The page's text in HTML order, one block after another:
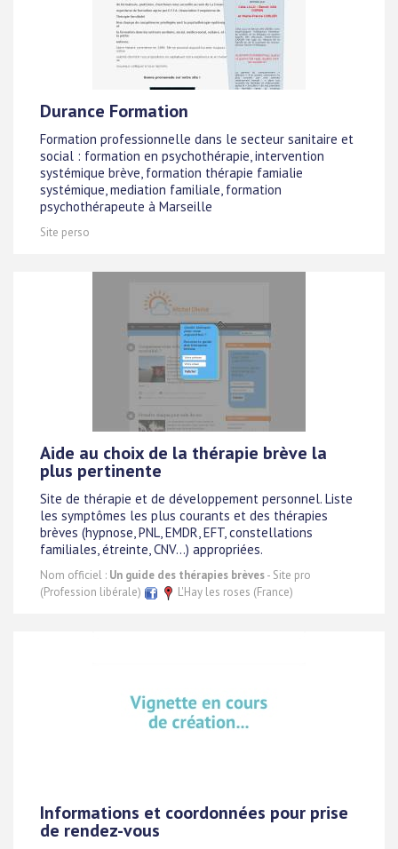
Durance Formation
Formation professionnelle dans le secteur sanitaire et
social : formation en psychothérapie, intervention
systémique brève, formation thérapie famialie
systémique, mediation familiale, formation
psychothérapeute à Marseille
Site perso
Aide au choix de la thérapie brève la
plus pertinente
Site de thérapie et de développement personnel. Liste
les symptômes les plus courants et des thérapies
brèves (hypnose, PNL, EMDR, EFT, constellations
familiales, étreinte, CNV...) appropriées.
Nom officiel : Un guide des thérapies brèves- Site pro
(Profession libérale)
L'Hay les roses (France)
Informations et coordonnées pour prise
de rendez-vous